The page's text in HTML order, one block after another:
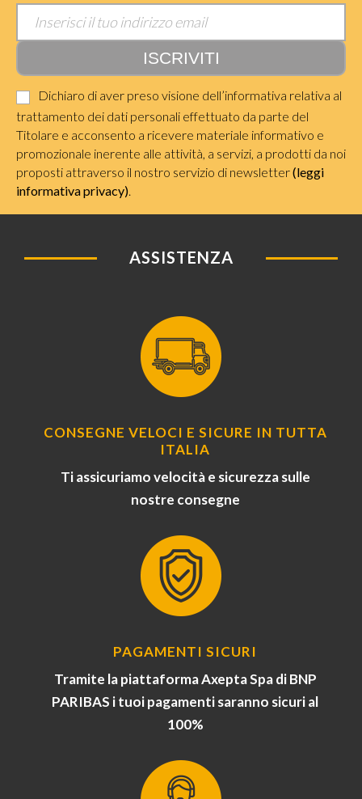
Dichiaro di aver preso visione dell’informativa relativa al
trattamento dei dati personali effettuato da parte del
Titolare e acconsento a ricevere materiale informativo e
promozionale inerente alle attività, a servizi, a prodotti da noi
proposti attraverso il nostro servizio di newsletter(leggi
informativa privacy).
ASSISTENZA
CONSEGNE VELOCI E SICURE IN TUTTA
ITALIA
Ti assicuriamo velocità e sicurezza sulle
nostre consegne
PAGAMENTI SICURI
Tramite la piattaforma Axepta Spa di BNP
PARIBAS i tuoi pagamenti saranno sicuri al
100%